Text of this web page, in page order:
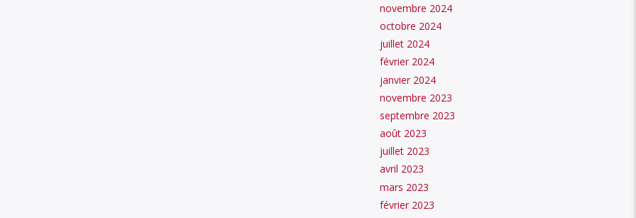
novembre 2024
octobre 2024
juillet 2024
février 2024
janvier 2024
novembre 2023
septembre 2023
août 2023
juillet 2023
avril 2023
mars 2023
février 2023